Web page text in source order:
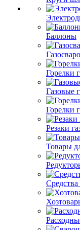
Баллоны
Горелки
Газовые
Горелки
Резаки
Товары